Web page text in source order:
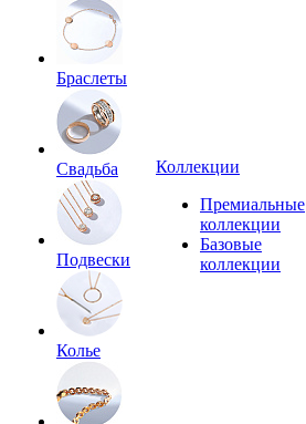
Браслеты
Свадьба
Подвески
Колье
Коллекции
Премиальные
коллекции
Базовые
коллекции